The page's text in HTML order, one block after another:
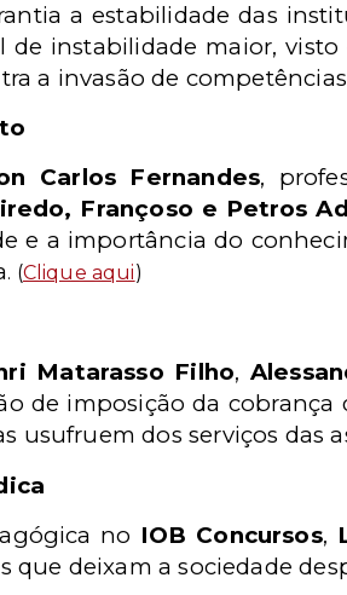
a estabilidade das
de instabilidade maior,
a invasão de
Carlos Fernandes,
Françoso e Petros
e a importância do
. (Clique aqui)
Matarasso Filho,
de imposição da cobrança
usufruem dos serviços das
no IOB Concursos,
que deixam a sociedade